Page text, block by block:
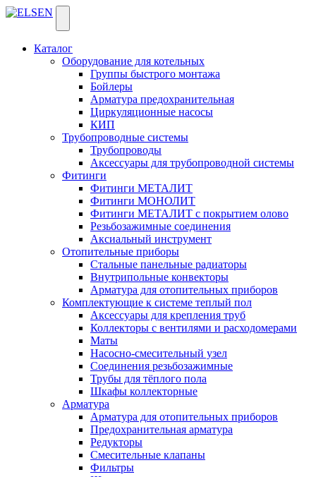
Каталог
Оборудование для котельных
Группы быстрого монтажа
Бойлеры
Арматура предохранительная
Циркуляционные насосы
КИП
Трубопроводные системы
Трубопроводы
Аксессуары для трубопроводной системы
Фитинги
Фитинги МЕТАЛИТ
Фитинги МОНОЛИТ
Фитинги МЕТАЛИТ с покрытием олово
Резьбозажимные соединения
Аксиальный инструмент
Отопительные приборы
Стальные панельные радиаторы
Внутрипольные конвекторы
Арматура для отопительных приборов
Комплектующие к системе теплый пол
Аксессуары для крепления труб
Коллекторы с вентилями и расходомерами
Маты
Насосно-смесительный узел
Соединения резьбозажимные
Трубы для тёплого пола
Шкафы коллекторные
Арматура
Арматура для отопительных приборов
Предохранительная арматура
Редукторы
Смесительные клапаны
Фильтры